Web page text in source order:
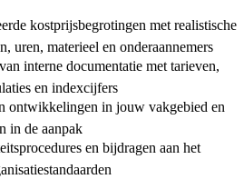
kostprijsbegrotingen met realistische
uren, materieel en onderaannemers
interne documentatie met tarieven,
en indexcijfers
ontwikkelingen in jouw vakgebied en
in de aanpak
en bijdragen aan het